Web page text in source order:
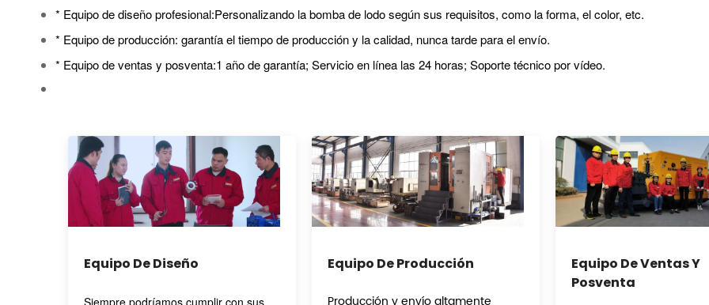
* Equipo de diseño profesional:Personalizando la bomba de lodo según sus requisitos, como la forma, el color, etc.
* Equipo de producción: garantíael tiempo de producción y la calidad, nunca tarde para el envío.
* Equipo de ventas y posventa:1 año de garantía; Servicio en línea las 24 horas; Soporte técnico por vídeo.
Equipo De Diseño
Siempre podríamos cumplir con sus
Equipo De Producción
Producción y envío altamente
Equipo De Ventas Y
Posventa